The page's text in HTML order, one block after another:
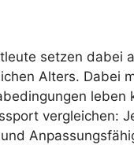
setzen dabei
Alters. Dabei
leben
vergleichen: